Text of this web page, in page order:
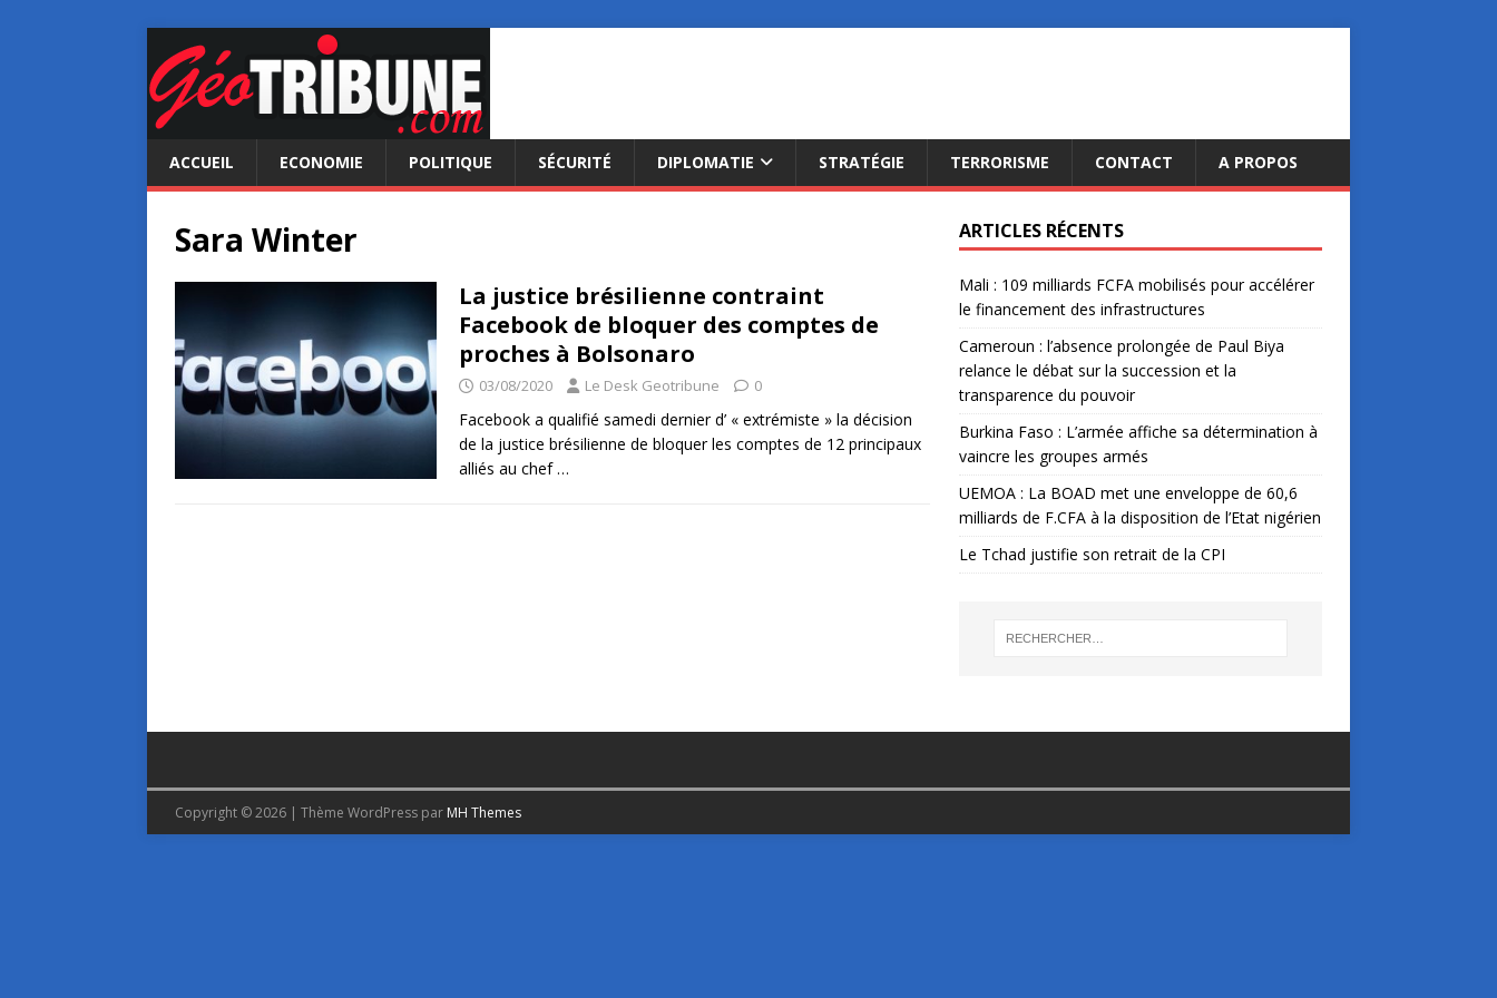
ACCUEIL ECONOMIE POLITIQUE SÉCURITÉ DIPLOMATIE STRATÉGIE TERRORISME CONTACT A PROPOS
Sara Winter
La justice brésilienne contraint
Facebook de bloquer des comptes de
proches à Bolsonaro
03/08/2020 Le Desk Geotribune 0
Facebook a qualifié samedi dernier d’ « extrémiste » la décision
de la justice brésilienne de bloquer les comptes de 12 principaux
alliés au chef…
ARTICLES RÉCENTS
Mali : 109 milliards FCFA mobilisés pour accélérer
le financement des infrastructures
Cameroun : l’absence prolongée de Paul Biya
relance le débat sur la succession et la
transparence du pouvoir
Burkina Faso : L’armée affiche sa détermination à
vaincre les groupes armés
UEMOA : La BOAD met une enveloppe de 60,6
milliards de F.CFA à la disposition de l’Etat nigérien
Le Tchad justifie son retrait de la CPI
Copyright © 2026 | Thème WordPress par MH Themes